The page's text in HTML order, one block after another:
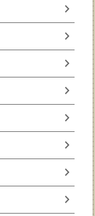
chevron_right
chevron_right
chevron_right
chevron_right
chevron_right
chevron_right
chevron_right
chevron_right